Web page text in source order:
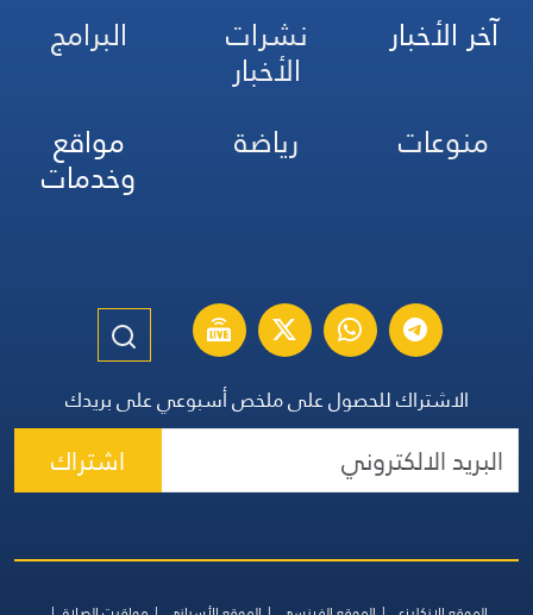
آخر الأخبار نشرات
الأخبار
البرامج
منوعات
رياضة مواقع
وخدمات
الاشتراك للحصول على ملخص أسبوعي على بريدك
اشتراك